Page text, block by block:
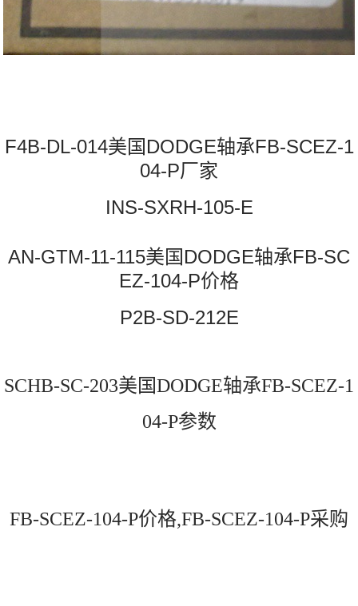
F4B-DL-014美国DODGE轴承FB-SCEZ-1
04-P厂家
INS-SXRH-105-E
AN-GTM-11-115美国DODGE轴承FB-SC
EZ-104-P价格
P2B-SD-212E
SCHB-SC-203美国DODGE轴承FB-SCEZ-1
04-P参数
FB-SCEZ-104-P价格,FB-SCEZ-104-P采购